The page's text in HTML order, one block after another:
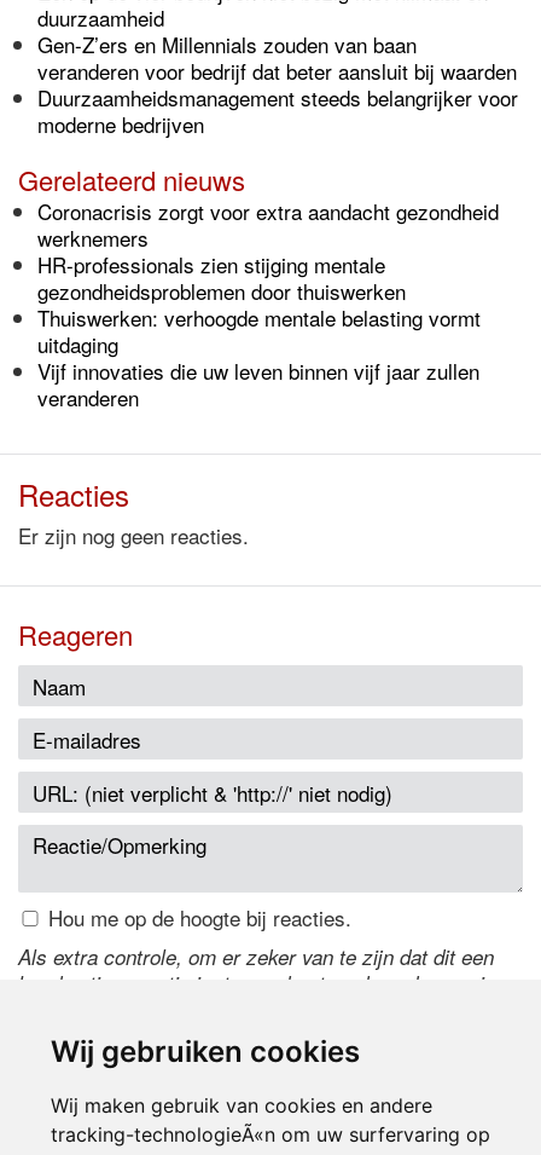
Wij gebruiken cookies
Wij maken gebruik van cookies en andere
tracking-technologieÃ«n om uw surfervaring op
duurzaamheid
Gen-Z’ers en Millennials zouden van baan
veranderen voor bedrijf dat beter aansluit bij waarden
Duurzaamheidsmanagement steeds belangrijker voor
moderne bedrijven
Gerelateerd nieuws
Coronacrisis zorgt voor extra aandacht gezondheid
werknemers
HR-professionals zien stijging mentale
gezondheidsproblemen door thuiswerken
Thuiswerken: verhoogde mentale belasting vormt
uitdaging
Vijf innovaties die uw leven binnen vijf jaar zullen
veranderen
Reacties
Er zijn nog geen reacties.
Reageren
Hou me op de hoogte bij reacties.
Als extra controle, om er zeker van te zijn dat dit een
handmatige reactie is, typ onderstaande code over in
de code te wijzigen.